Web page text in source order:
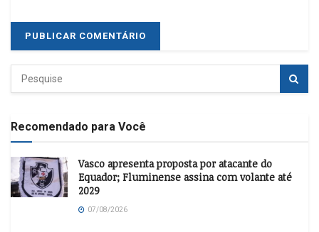
Recomendado para Você
Vasco apresenta proposta por atacante do
Equador; Fluminense assina com volante até
2029
07/08/2026